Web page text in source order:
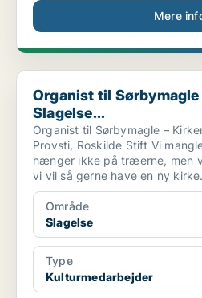
Mere
Organist til Sørbymagle – Kirkerup
Organist til
Slagelse...
Organist til Sørbymagle –
Provsti, Roskilde Stift Vi
hænger ikke på træerne, men
vi vil så gerne have en ny
Område
Slagelse
Type
Kulturmedarbejder